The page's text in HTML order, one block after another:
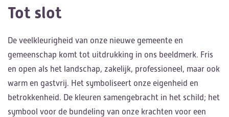
Tot slot
De veelkleurigheid van onze nieuwe gemeente en
gemeenschap komt tot uitdrukking in ons beeldmerk. Fris
en open als het landschap, zakelijk, professioneel, maar ook
warm en gastvrij. Het symboliseert onze eigenheid en
betrokkenheid. De kleuren samengebracht in het schild; het
symbool voor de bundeling van onze krachten voor een